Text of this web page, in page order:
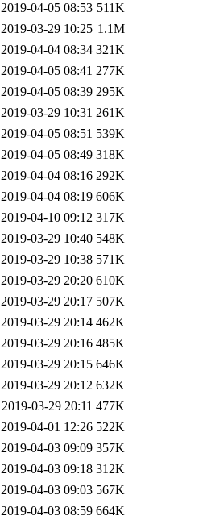
2019-04-05 08:53 511K
2019-03-29 10:25 1.1M
2019-04-04 08:34 321K
2019-04-05 08:41 277K
2019-04-05 08:39 295K
2019-03-29 10:31 261K
2019-04-05 08:51 539K
2019-04-05 08:49 318K
2019-04-04 08:16 292K
2019-04-04 08:19 606K
2019-04-10 09:12 317K
2019-03-29 10:40 548K
2019-03-29 10:38 571K
2019-03-29 20:20 610K
2019-03-29 20:17 507K
2019-03-29 20:14 462K
2019-03-29 20:16 485K
2019-03-29 20:15 646K
2019-03-29 20:12 632K
2019-03-29 20:11 477K
2019-04-01 12:26 522K
2019-04-03 09:09 357K
2019-04-03 09:18 312K
2019-04-03 09:03 567K
2019-04-03 08:59 664K